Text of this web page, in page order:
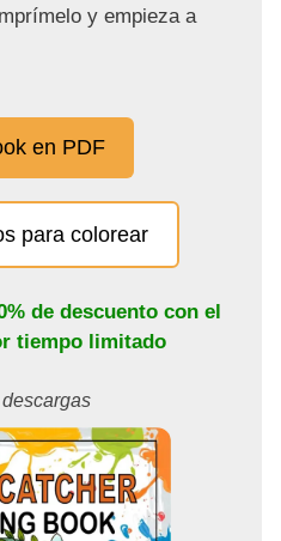
y empieza a
en PDF
para colorear
de descuento con el
tiempo limitado
descargas